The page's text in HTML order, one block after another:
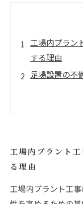
工場内プラン
する理由
足場設置の不
工場の効率
要性
未来の工場内
術の進化
工場内プラント
る理由
工場内プラント工